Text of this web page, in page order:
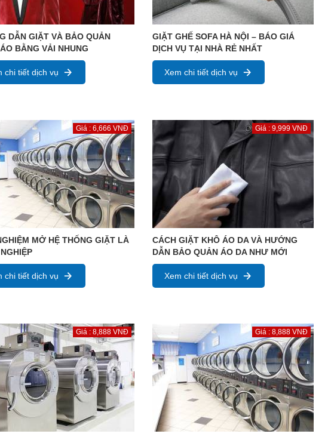
DẪN GIẶT VÀ BẢO QUẢN
BẰNG VẢI NHUNG
chi tiết dịch vụ
GIẶT GHẾ SOFA HÀ NỘI – BÁO GIÁ
DỊCH VỤ TẠI NHÀ RẺ NHẤT
Xem chi tiết dịch vụ
Giá : 6,666 VNĐ
MỞ HỆ THỐNG GIẶT LÀ
chi tiết dịch vụ
Giá : 9,999 VNĐ
CÁCH GIẶT KHÔ ÁO DA VÀ HƯỚNG
DẪN BẢO QUẢN ÁO DA NHƯ MỚI
Xem chi tiết dịch vụ
Giá : 8,888 VNĐ Giá : 8,888 VNĐ